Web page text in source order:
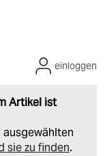
Artikel ist
sie zu finden.
einloggen